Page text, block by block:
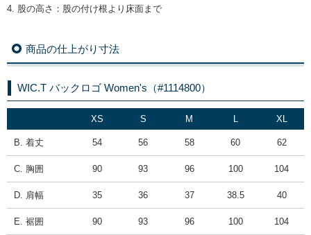
4. 股の高さ ： 股の付け根より床面まで
商品の仕上がり寸法
WIC.T バックロゴ Women's（#1114800）
XS S M L XL
B. 着丈 54 56 58 60 62
C. 胸囲 90 93 96 100 104
D. 肩幅 35 36 37 38.5 40
E. 裾囲 90 93 96 100 104